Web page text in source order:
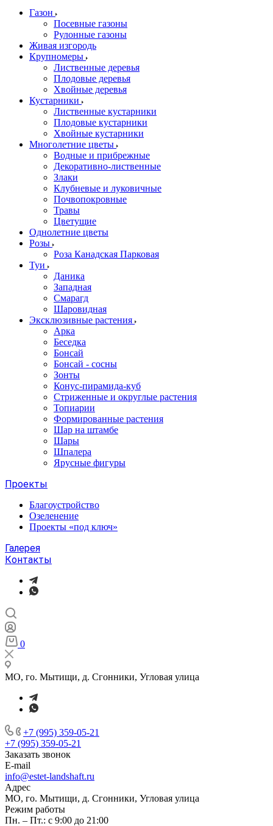
Газон
Посевные газоны
Рулонные газоны
Живая изгородь
Крупномеры
Лиственные деревья
Плодовые деревья
Хвойные деревья
Кустарники
Лиственные кустарники
Плодовые кустарники
Хвойные кустарники
Многолетние цветы
Водные и прибрежные
Декоративно-лиственные
Злаки
Клубневые и луковичные
Почвопокровные
Травы
Цветущие
Однолетние цветы
Розы
Роза Канадская Парковая
Туи
Даника
Западная
Смарагд
Шаровидная
Эксклюзивные растения
Арка
Беседка
Бонсай
Бонсай - сосны
Зонты
Конус-пирамида-куб
Стриженные и округлые растения
Топиарии
Формированные растения
Шар на штамбе
Шары
Шпалера
Ярусные фигуры
Проекты
Благоустройство
Озеленение
Проекты «под ключ»
Галерея
Контакты
0
МО, го. Мытищи, д. Сгонники, Угловая улица
+7 (995) 359-05-21
+7 (995) 359-05-21
Заказать звонок
E-mail
info@estet-landshaft.ru
Адрес
МО, го. Мытищи, д. Сгонники, Угловая улица
Режим работы
Пн. – Пт.: с 9:00 до 21:00